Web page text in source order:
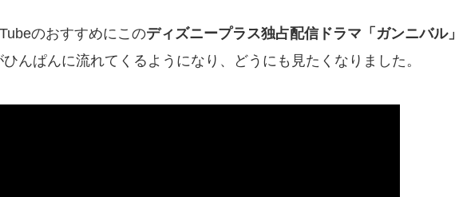
のおすすめにこのディズニープラス独占配信ドラマ「ガンニバル」
んぱんに流れてくるようになり、どうにも見たくなりました。